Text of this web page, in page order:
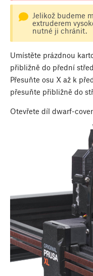
Jelikož budeme
extruderem
nutné ji chránit.
Umístěte prázdnou
přibližně do přední
Přesuňte osu X až k
přesuňte přibližně do
Otevřete díl dwarf-